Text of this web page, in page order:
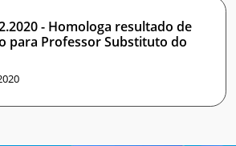
- Homologa resultado de
para Professor Substituto do